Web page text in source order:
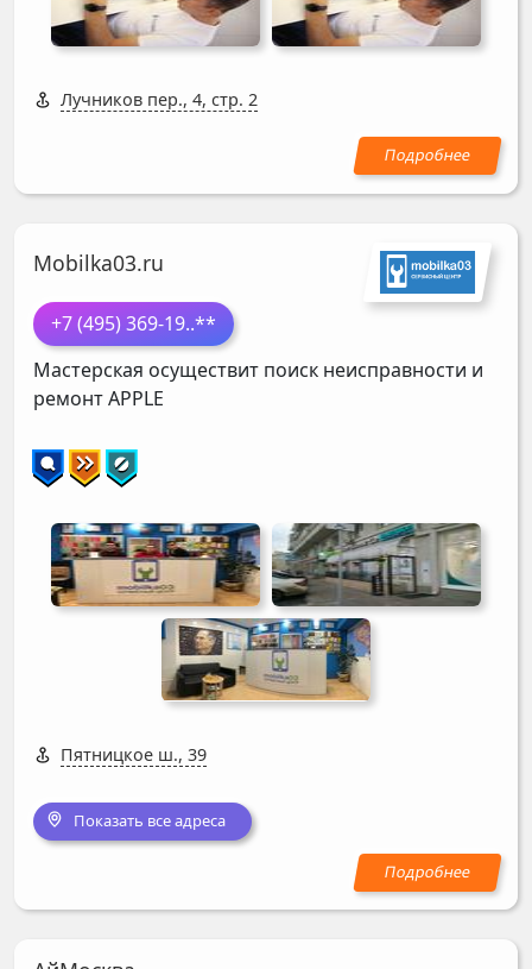
Лучников пер., 4, стр. 2
Mobilka03.ru
+7 (495) 369-19..**
Мастерская осуществит поиск неисправности и
ремонтAPPLE
Пятницкое ш., 39
Показать все адреса